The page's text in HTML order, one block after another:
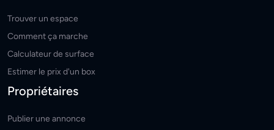
Trouver un espace
Comment ça marche
Calculateur de surface
Estimer le prix d'un box
Propriétaires
Publier une annonce